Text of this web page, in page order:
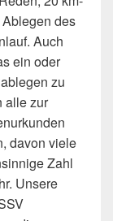
des
Auch
ein oder
zu
alle zur
davon viele
Zahl
Unsere